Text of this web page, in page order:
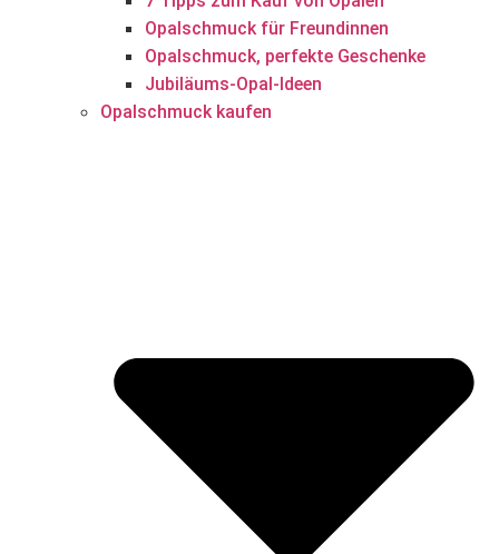
Opalschmuck für Freundinnen
Opalschmuck, perfekte Geschenke
Jubiläums-Opal-Ideen
Opalschmuck kaufen